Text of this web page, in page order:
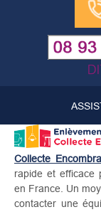
Collecte
rapide et efficace
en France. Un
contacter une